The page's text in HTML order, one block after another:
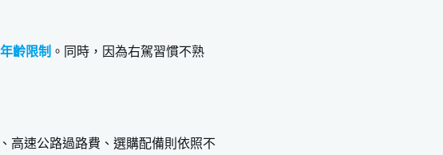
齡限制 。同時，因為右駕習慣不熟
高速公路過路費、選購配備則依照不